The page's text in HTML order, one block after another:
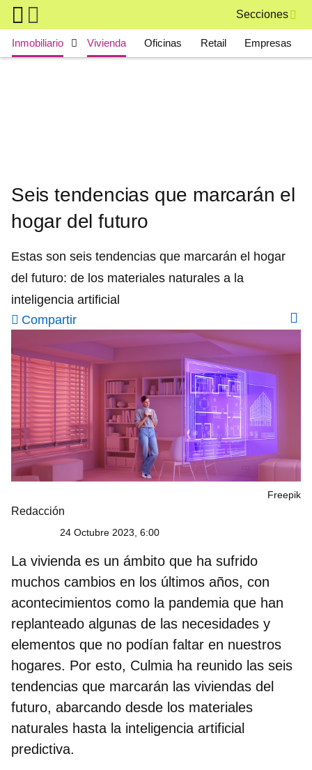
Skip to main content
Secciones
Main navigation
Inmobiliario Vivienda Oficinas Retail Empresas
Seis tendencias que marcarán el
hogar del futuro
Estas son seis tendencias que marcarán el hogar
del futuro: de los materiales naturales a la
inteligencia artificial
Compartir
Freepik
Redacción
24 Octubre 2023, 6:00
La vivienda es un ámbito que ha sufrido
muchos cambios en los últimos años, con
acontecimientos como la pandemia que han
replanteado algunas de las necesidades y
elementos que no podían faltar en nuestros
hogares. Por esto, Culmia ha reunido las seis
tendencias que marcarán las viviendas del
futuro, abarcando desde los materiales
naturales hasta la inteligencia artificial
predictiva.